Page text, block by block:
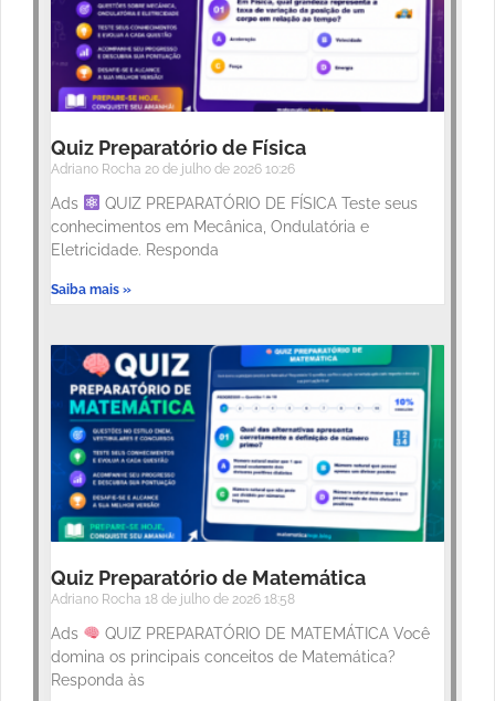
Quiz Preparatório de Física
Adriano Rocha 20 de julho de 2026 10:26
Ads
QUIZ PREPARATÓRIO DE FÍSICA Teste seus
conhecimentos em Mecânica, Ondulatória e
Eletricidade. Responda
Saiba mais »
Quiz Preparatório de Matemática
Adriano Rocha 18 de julho de 2026 18:58
Ads
QUIZ PREPARATÓRIO DE MATEMÁTICA Você
domina os principais conceitos de Matemática?
Responda às